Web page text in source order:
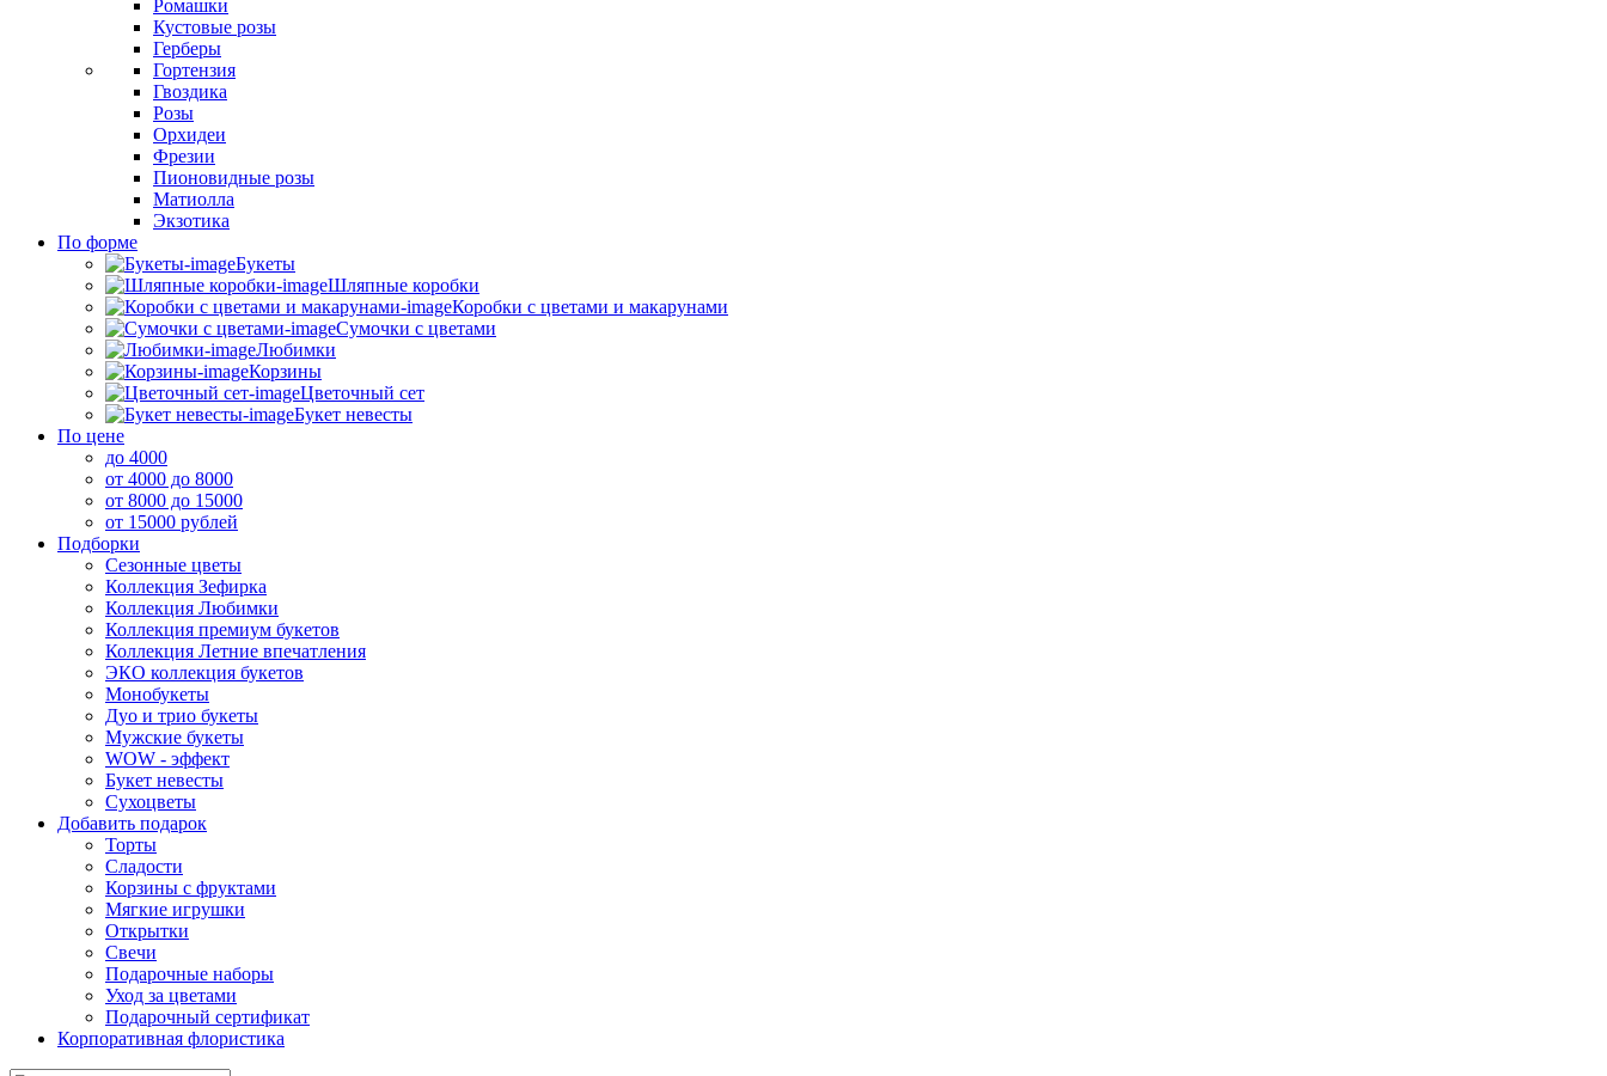
Ромашки
Кустовые розы
Герберы
Гортензия
Гвоздика
Розы
Орхидеи
Фрезии
Пионовидные розы
Матиолла
Экзотика
По форме
Букеты
Шляпные коробки
Коробки с цветами и макарунами
Сумочки с цветами
Любимки
Корзины
Цветочный сет
Букет невесты
По цене
до 4000
от 4000 до 8000
от 8000 до 15000
от 15000 рублей
Подборки
Сезонные цветы
Коллекция Зефирка
Коллекция Любимки
Коллекция премиум букетов
Коллекция Летние впечатления
ЭКО коллекция букетов
Монобукеты
Дуо и трио букеты
Мужские букеты
WOW - эффект
Букет невесты
Сухоцветы
Добавить подарок
Торты
Сладости
Корзины с фруктами
Мягкие игрушки
Открытки
Свечи
Подарочные наборы
Уход за цветами
Подарочный сертификат
Корпоративная флористика